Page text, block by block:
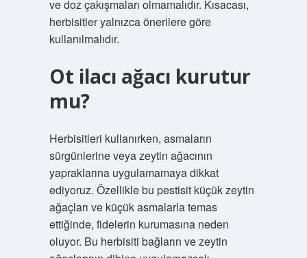
ve doz çakışmaları olmamalıdır. Kısacası,
herbisitler yalnızca önerilere göre
kullanılmalıdır.
Ot ilacı ağacı kurutur
mu?
Herbisitleri kullanırken, asmaların
sürgünlerine veya zeytin ağacının
yapraklarına uygulamamaya dikkat
ediyoruz. Özellikle bu pestisit küçük zeytin
ağaçları ve küçük asmalarla temas
ettiğinde, fidelerin kurumasına neden
oluyor. Bu herbisiti bağların ve zeytin